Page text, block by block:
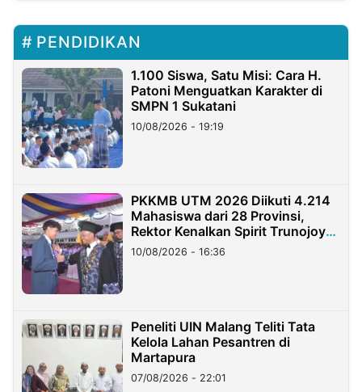
PENDIDIKAN
1.100 Siswa, Satu Misi: Cara H.
Patoni Menguatkan Karakter di
SMPN 1 Sukatani
10/08/2026 - 19:19
PKKMB UTM 2026 Diikuti 4.214
Mahasiswa dari 28 Provinsi,
Rektor Kenalkan Spirit Trunojoyo
Masa Kini
10/08/2026 - 16:36
Peneliti UIN Malang Teliti Tata
Kelola Lahan Pesantren di
Martapura
07/08/2026 - 22:01